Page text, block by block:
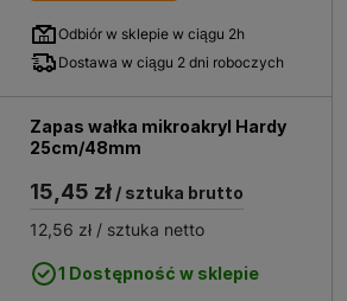
Odbiór w sklepie w ciągu 2h
Dostawa w ciągu 2 dni roboczych
Zapas wałka mikroakryl Hardy
25cm/48mm
15,45 zł / sztuka brutto
12,56 zł / sztuka netto
1 Dostępność w sklepie